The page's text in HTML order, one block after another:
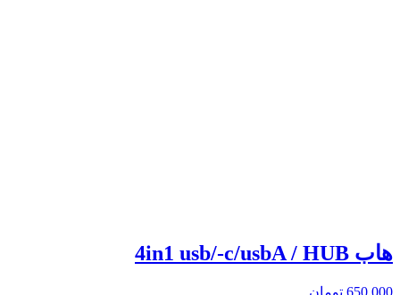
هاب 4in1 usb/-c/usbA / HUB
650,000 تومان